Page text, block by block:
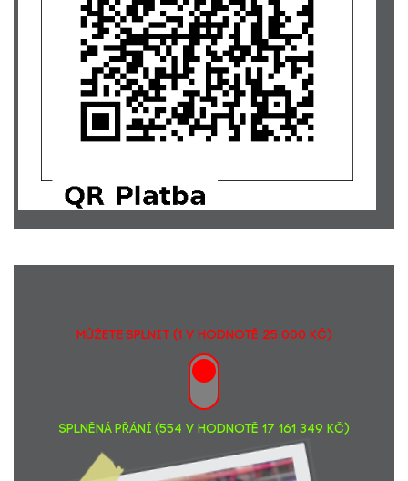
Robert Kabeláč
MŮŽETE SPLNIT (1 v hodnotě 25 000 Kč)
SPLNĚNÁ PŘÁNÍ (554 v hodnotě 17 161 349 Kč)